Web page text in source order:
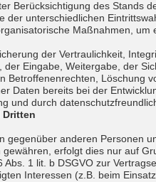
Berücksichtigung des Stands
der unterschiedlichen
Maßnahmen,
der Vertraulichkeit,
Eingabe, Weitergabe, der
Betroffenenrechten, Löschung
Daten bereits bei der
und durch
Dritten
gegenüber anderen Personen
erfolgt dies nur auf
1 lit. b DSGVO zur
Interessen (z.B. beim